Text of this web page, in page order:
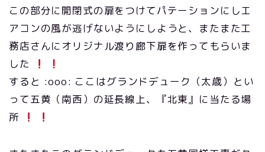
この部分に開閉式の扉をつけてパテーションにしエ
アコンの風が逃げないようにしようと、またまた工
務店さんにオリジナル渡り廊下扉を作ってもらいま
した
すると :ooo: ここはグランドデューク（太歳）とい
って五黄（南西）の延長線上、『北東』に当たる場
所